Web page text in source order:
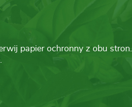
papier ochronny z obu stron.